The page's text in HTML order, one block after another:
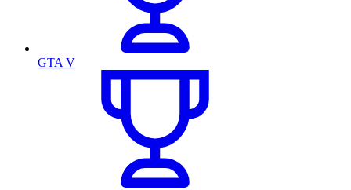
GTA V